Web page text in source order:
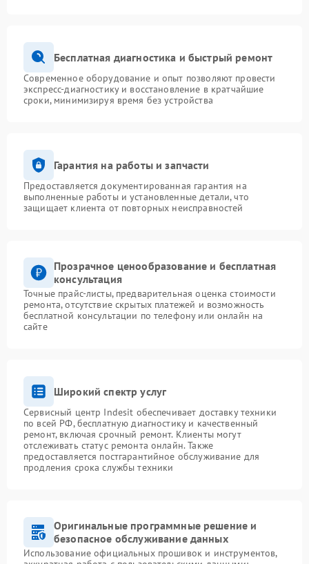
Бесплатная диагностика и быстрый ремонт
Современное оборудование и опыт позволяют провести
экспресс-диагностику и восстановление в кратчайшие
сроки, минимизируя время без устройства
Гарантия на работы и запчасти
Предоставляется документированная гарантия на
выполненные работы и установленные детали, что
защищает клиента от повторных неисправностей
Прозрачное ценообразование и бесплатная
консультация
Точные прайс-листы, предварительная оценка стоимости
ремонта, отсутствие скрытых платежей и возможность
бесплатной консультации по телефону или онлайн на
сайте
Широкий спектр услуг
Сервисный центр Indesit обеспечивает доставку техники
по всей РФ, бесплатную диагностику и качественный
ремонт, включая срочный ремонт. Клиенты могут
отслеживать статус ремонта онлайн. Также
предоставляется постгарантийное обслуживание для
продления срока службы техники
Оригинальные программные решение и
безопасное обслуживание данных
Использование официальных прошивок и инструментов,